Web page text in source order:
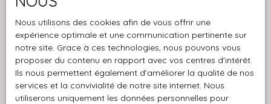
BLOIS CEDEX.
Pour en savoir plus sur le traitement de vos
données personnelles, veuillez consulter notre
politique de confidentialité.
Nous utilisons des cookies afin de vous offrir une
expérience optimale et une communication pertinente sur
notre site. Grace à ces technologies, nous pouvons vous
proposer du contenu en rapport avec vos centres d'intérêt.
Ils nous permettent également d'améliorer la qualité de nos
services et la convivialité de notre site internet. Nous
utiliserons uniquement les données personnelles pour